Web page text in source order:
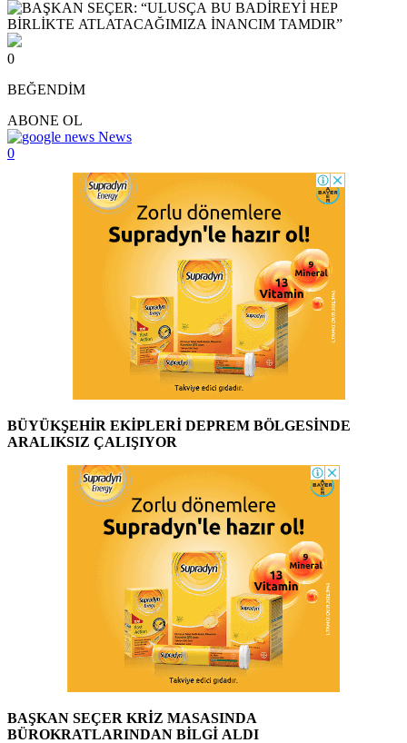
0
BEĞENDİM
ABONE OL
News
0
BÜYÜKŞEHİR EKİPLERİ DEPREM BÖLGESİNDE
ARALIKSIZ ÇALIŞIYOR
BAŞKAN SEÇER KRİZ MASASINDA
BÜROKRATLARINDAN BİLGİ ALDI